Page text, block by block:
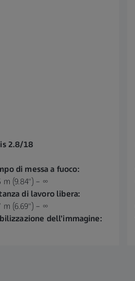
2.8/18
di messa a fuoco:
m (9.84") – ∞
di lavoro libera:
m (6.69") – ∞
dell’immagine: